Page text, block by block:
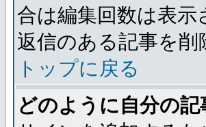
合は編集回数は表
返信のある記事を
トップに戻る
どのように自分の